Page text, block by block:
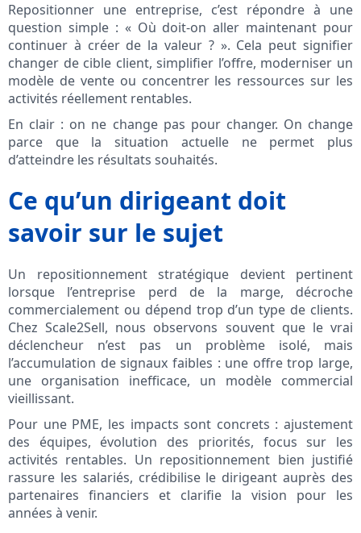
Repositionner une entreprise, c’est répondre à une
question simple : « Où doit-on aller maintenant pour
continuer à créer de la valeur ? ». Cela peut signifier
changer de cible client, simplifier l’offre, moderniser un
modèle de vente ou concentrer les ressources sur les
activités réellement rentables.
En clair : on ne change pas pour changer. On change
parce que la situation actuelle ne permet plus
d’atteindre les résultats souhaités.
Ce qu’un dirigeant doit
savoir sur le sujet
Un repositionnement stratégique devient pertinent
lorsque l’entreprise perd de la marge, décroche
commercialement ou dépend trop d’un type de clients.
Chez Scale2Sell, nous observons souvent que le vrai
déclencheur n’est pas un problème isolé, mais
l’accumulation de signaux faibles : une offre trop large,
une organisation inefficace, un modèle commercial
vieillissant.
Pour une PME, les impacts sont concrets : ajustement
des équipes, évolution des priorités, focus sur les
activités rentables. Un repositionnement bien justifié
rassure les salariés, crédibilise le dirigeant auprès des
partenaires financiers et clarifie la vision pour les
années à venir.